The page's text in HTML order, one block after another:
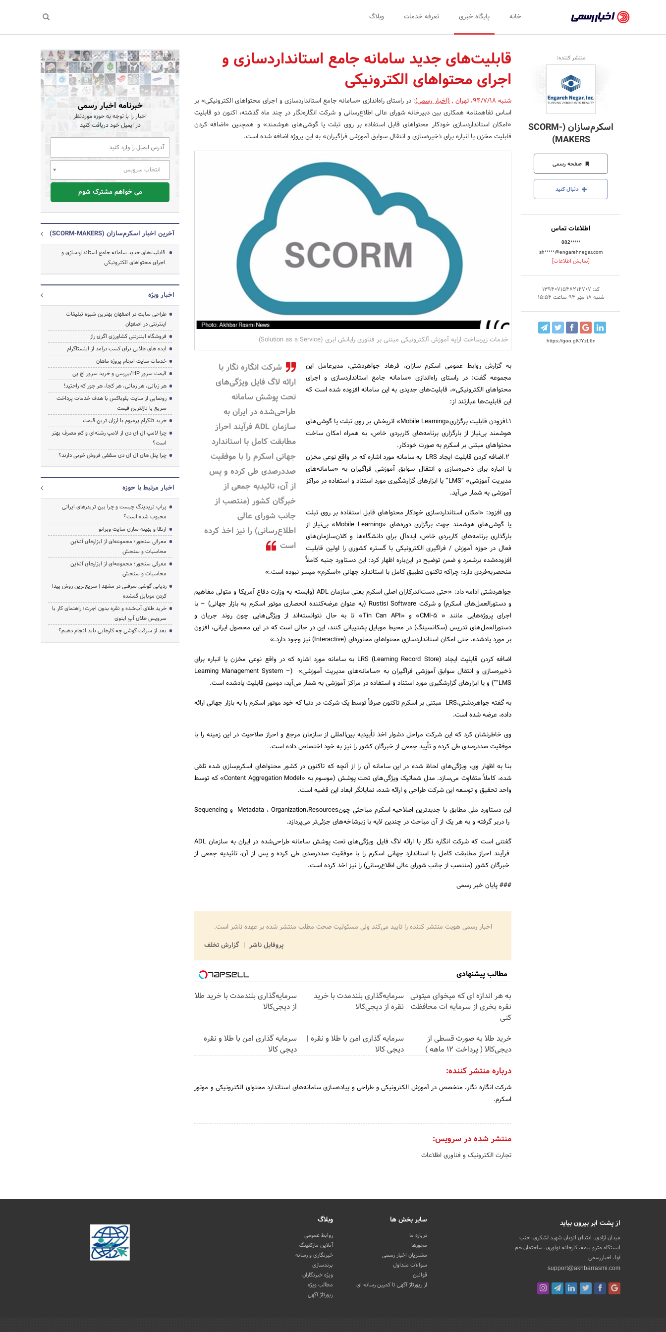
رسمی
-
اخبار
تایید
شده
شرکت‌ها،
سازمان‌ها
و
روابط
عمومی‌ها
خانه پایگاه خبری تعرفه خدمات وبلاگ
منتشر کننده:
اسکرم‌سازان (SCORM-
MAKERS)
صفحه رسمی
دنبال کنید
اطلاعات تماس
882*****
sh*****@engarehnegar.com
[نمایش اطلاعات]
کد: 1394071548214707
شنبه 18 مهر 94 ساعت 15:54
https://goo.gl/JYzL6n
قابلیت‌های جدید سامانه جامع استانداردسازی و
اجرای محتواهای الکترونیکی
شنبه 94/7/18 ،تهران ,(اخبار رسمی): در راستای راه‌اندازی «سامانه جامع استانداردسازی و اجرای محتواهای الکترونیکی» بر
اساس تفاهمنامه همکاری بین دبیرخانه شورای عالی اطلاع‌رسانی و شرکت انگاره‌‌نگار در چند ماه گذشته، اکنون دو قابلیت
«امکان استانداردسازی خودکار محتواهای قابل استفاده بر روی تبلت یا گوشی‌های هوشمند» و همچنین «اضافه کردن
قابلیت مخزن یا انباره برای ذخیره‌سازی و انتقال سوابق آموزشی فراگیران» به این پروژه اضافه شده است.
خدمات زیرساخت ارایه آموزش آلکترونیکی مبتنی بر فناوری رایانش ابری (Solution as a Service)
شرکت انگاره نگار با
ارائه لاگ فایل ویژگی‌های
تحت پوشش سامانه
طراحی‌شده در ایران به
سازمان ADL فرآیند احراز
مطابقت کامل با استاندارد
جهانی اسکرم را با موفقیت
صددرصدی طی کرده و پس
از آن، تائیدیه جمعی از
خبرگان کشور (منتصب از
جانب شورای عالی
اطلاع‌رسانی) را نیز اخذ کرده
است
به گزارش روابط عمومی اسکرم سازان، فرهاد جواهردشتی، مدیرعامل این
مجموعه گفت: در راستای راه‌اندازی «سامانه جامع استانداردسازی و اجرای
محتواهای الکترونیکی»، قابلیت‌های جدیدی به این سامانه افزوده شده است که
این قابلیت‌ها عبارتند از:
1.افزودن قابلیت برگزاری«Mobile Learning» اثریخش بر روی تبلت یا گوشی‌های
هوشمند بی‌نیاز از بارگزاری برنامه‌های کاربردی خاص، به همراه امکان ساخت
محتواهای مبتنی بر اسکرم به صورت خودکار.
2.اضافه کردن قابلیت ایجاد LRS به سامانه مورد اشاره که در واقع نوعی مخزن
یا انباره برای ذخیره‌سازی و انتقال سوابق آموزشی فراگیران به «سامانه‌‏های
مدیریت آموزشی» “LMS” یا ابزارهای گزارشگیری مورد استناد و استفاده در مراکز
آموزشی به شمار می‌آید.
وی افزود: «امکان استانداردسازی خودکار محتواهای قابل استفاده بر روی تبلت
یا گوشی‌های هوشمند جهت برگزاری دوره‏‌های «Mobile Learning» بی‌نیاز از
بارگذاری برنامه‌های کاربردی خاص، ایده‌آل برای دانشگاه‌ها و کلان‌سازمان‌های
فعال در حوزه آموزش / فراگیری الکترونیکی با گستره کشوری را اولین قابلیت
افزوده‌شده برشمرد و ضمن توضیح در این‌باره اظهار کرد: این دستاورد جنبه کاملاً
منحصربه‌فردی دارد؛ چراکه تاکنون تطبیق کامل با استاندارد جهانی «اسکرم» میسر نبوده است.»
جواهردشتی ادامه داد: «حتی دست‌اندرکاران اصلی اسکرم یعنی سازمان ADL (وابسته به وزارت دفاع آمریکا و متولی مفاهیم
و دستورالعمل‌های اسکرم) و شرکت Rustisi Software (به عنوان عرضه‌کننده انحصاری موتور اسکرم به بازار جهانی) – با
اجرای پروژه‌هایی مانند « CMI-5» و «Tin Can API» تا به حال نتوانسته‌اند از ویژگی‌هایی چون روند جریان و
دستورالعمل‌های تدریس (سکانسینگ) در محیط موبایل پشتیبانی کنند، این در حالی است که در این محصول ایرانی، افزون
بر مورد یادشده، حتی امکان استانداردسازی محتواهای محاوره‌ای (Interactive) نیز وجود دارد.»
اضافه کردن قابلیت ایجاد LRS (Learning Record Store) به سامانه مورد اشاره که در واقع نوعی مخزن یا انباره برای
ذخیره‌سازی و انتقال سوابق آموزشی فراگیران به «سامانه‏‌های مدیریت آموزشی» (Learning Management System –
“LMS”) و یا ابزارهای گزارشگیری مورد استناد و استفاده در مراکز آموزشی به شمار می‌آید، دومین قابلیت یادشده است.
به گفته جواهردشتی،LRS مبتنی بر اسکرم تاکنون صرفاً توسط یک شرکت در دنیا که خود موتور اسکرم را به بازار جهانی ارائه
داده، عرضه شده است.
وی خاطرنشان کرد که این شرکت مراحل دشوار اخذ تأییدیه بین‌المللی از سازمان مرجع و احراز صلاحیت در این زمینه را با
موفقیت صددرصدی طی کرده و تأیید جمعی از خبرگان کشور را نیز به خود اختصاص داده است.
بنا به اظهار وی، ویژگی‌های لحاظ شده در این سامانه آن را از آنچه که تاکنون در کشور محتواهای اسکرم‌سازی شده تلقی
‌شده، کاملاً متفاوت می‌سازد. مدل شماتیک ویژگی‌های تحت پوشش (موسوم به «Content Aggregation Model» که توسط
واحد تحقیق و توسعه این شرکت طراحی و ارائه شده، نمایانگر ابعاد این قضیه است.
این دستاورد ملی مطابق با جدیدترین اصلاحیه اسکرم مباحثی چونMetadata ، Organization،Resources و Sequencing
را دربر گرفته و به هر یک از آن مباحث در چندین لایه با زیرشاخه‌های جزئی‌تر می‌پردازد.
گفتنی است که شرکت انگاره نگار با ارائه لاگ فایل ویژگی‌های تحت پوشش سامانه طراحی‌شده در ایران به سازمان ADL
فرآیند احراز مطابقت کامل با استاندارد جهانی اسکرم را با موفقیت صددرصدی طی کرده و پس از آن، تائیدیه جمعی از
خبرگان کشور (منتصب از جانب شورای عالی اطلاع‌رسانی) را نیز اخذ کرده است.
### پایان خبر رسمی
اخبار رسمی هویت منتشر کننده را تایید می‌کند ولی مسئولیت صحت مطلب منتشر شده بر عهده ناشر است.
پروفایل ناشر
گزارش تخلف
مطالب پیشنهادی
به هر اندازه ای که میخوای میتونی
نقره بخری از سرمایه ات محافظت
کنی
سرمایه‌گذاری بلندمدت با خرید
نقره از دیجی‌کالا
سرمایه‌گذاری بلندمدت با خرید طلا
از دیجی‌کالا
خرید طلا به صورت قسطی از
دیجی‌کالا ( پرداخت 12 ماهه )
سرمایه گذاری امن با طلا و نقره |
دیجی کالا
سرمایه گذاری امن با طلا و نقره
دیجی کالا
درباره منتشر کننده:
شرکت انگاره نگار، متخصص در آموزش الکترونیکی و طراحی و پیاده‌سازی سامانه‌های استاندارد محتوای الکترونیکی و موتور
اسکرم.
منتشر شده در سرویس:
تجارت الکترونیک و فناوری اطلاعات
خبرنامه اخبار رسمی
اخبار را با توجه به حوزه موردنظر
در ایمیل خود دریافت کنید
انتخاب سرویس
می خواهم مشترک شوم
آخرین اخبار اسکرم‌سازان (SCORM-MAKERS)
قابلیت‌های جدید سامانه جامع استانداردسازی و
اجرای محتواهای الکترونیکی
اخبار ویژه
طراحی سایت در اصفهان بهترین شیوه تبلیغات
اینترنتی در اصفهان
فروشگاه اینترنتی کشاورزی اگری راز
ایده های طلایی برای کسب درآمد از اینستاگرام
خدمات سایت انجام پروژه ماهان
قیمت سرور HP/بررسی و خرید سرور اچ پی
هر زبانی، هر زمانی، هر کجا، هر جور که راحتید!
رونمایی از سایت بلوباکس با هدف خدمات پرداخت
سریع با نازلترین قیمت
خرید تلگرام پرمیوم با ارزان ترین قیمت
چرا لامپ ال ای دی از لامپ رشته‌ای و کم مصرف بهتر
است؟
چرا پنل های ال ای دی سقفی فروش خوبی دارند؟
اخبار مرتبط با حوزه
پراپ تریدینگ چیست و چرا بین تریدرهای ایرانی
محبوب شده است؟
ارتقا و بهینه سازی سایت وبرانو
معرفی سنجور؛ مجموعه‌ای از ابزارهای آنلاین
محاسبات و سنجش
معرفی سنجور؛ مجموعه‌ای از ابزارهای آنلاین
محاسبات و سنجش
ردیابی گوشی سرقتی در مشهد | سریع‌ترین روش پیدا
کردن موبایل گمشده
خرید طلای آب‌شده و نقره بدون اجرت؛ راهنمای کار با
سرویس طلای آپِ اینوی
بعد از سرقت گوشی چه کارهایی باید انجام دهیم؟
از پشت ابر بیرون بیاید
میدان آزادی، ابتدای اتوبان شهید لشکری، جنب
ایستگاه مترو بیمه، کارخانه نوآوری، ساختمان هم
آوا، اخباررسمی
support@akhbarrasmi.com
سایر بخش ها
درباره ما
مجوزها
مشتریان اخبار رسمی
سوالات متداول
قوانین
از رپورتاژ آگهی تا کمپین رسانه ای
وبلاگ
روابط عمومی
آنلاین مارکتینگ
خبرنگاری و رسانه
برندسازی
ویژه خبرنگاران
مطالب ویژه
رپورتاژ آگهی